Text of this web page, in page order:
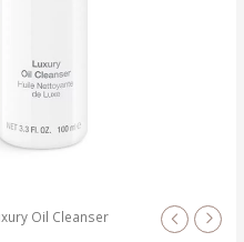
Oil Cleanser